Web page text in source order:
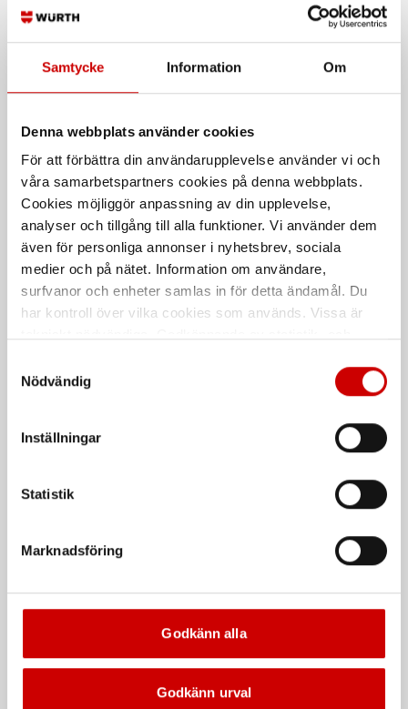
Samtycke Information Om
Denna webbplats använder cookies
För att förbättra din användarupplevelse använder vi och
våra samarbetspartners cookies på denna webbplats.
Cookies möjliggör anpassning av din upplevelse,
analyser och tillgång till alla funktioner. Vi använder dem
även för personliga annonser i nyhetsbrev, sociala
medier och på nätet. Information om användare,
surfvanor och enheter samlas in för detta ändamål. Du
har kontroll över vilka cookies som används. Vissa är
länder utanför EU med olika dataskyddsnormer. Genom
att godkänna samtycker du till sådana överföringar. Läs
Nödvändig
Inställningar
Statistik
Marknadsföring
Godkänn alla
Godkänn urval
Den snabbaste markdistans på
marknaden
Fluktsticka
Fluktsticka av slagtålig polyeten
1950mm
Valvdistans Speedies
Kampanj
Kampanj Kampanj